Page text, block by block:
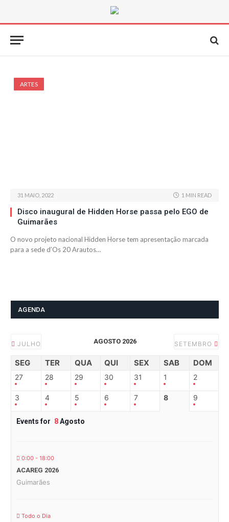
ARTES
31 MAIO, 2022 1 MIN READ
Disco inaugural de Hidden Horse passa pelo EGO de
Guimarães
O novo projeto nacional Hidden Horse tem apresentação marcada
para a sede d’Os 20 Arautos…
AGENDA
JULHO AGOSTO 2026 SETEMBRO
SEG TER QUA QUI SEX SAB DOM
27 28 29 30 31 1 2
3 4 5 6 7 8 9
Events for 8Agosto
0:00 - 18:00
ACAREG 2026
Guimarães
Todo o Dia